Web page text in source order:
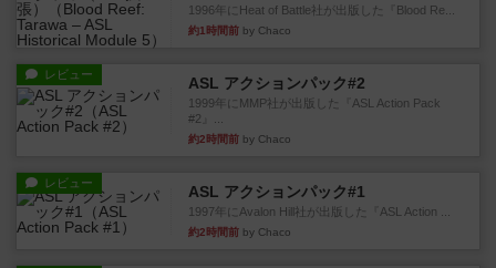
1996年にHeat of Battle社が出版した『Blood Re...
約1時間前 by Chaco
レビュー ASL アクションパック#2
1999年にMMP社が出版した『ASL Action Pack
#2』...
約2時間前 by Chaco
レビュー ASL アクションパック#1
1997年にAvalon Hill社が出版した『ASL Action ...
約2時間前 by Chaco